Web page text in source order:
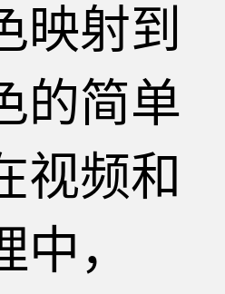
映射到
的简单
视频和
中，